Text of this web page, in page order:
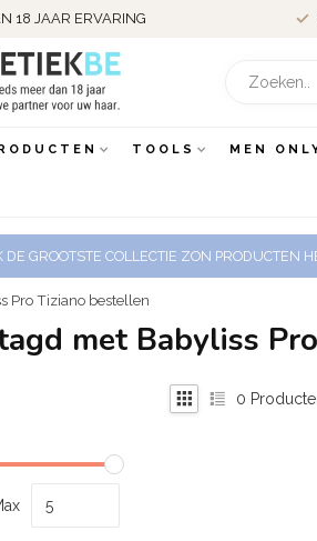
18 JAAR ERVARING
TOOLS MEN
DE GROOTSTE COLLECTIE ZON
Pro Tiziano bestellen
met Babyliss
0